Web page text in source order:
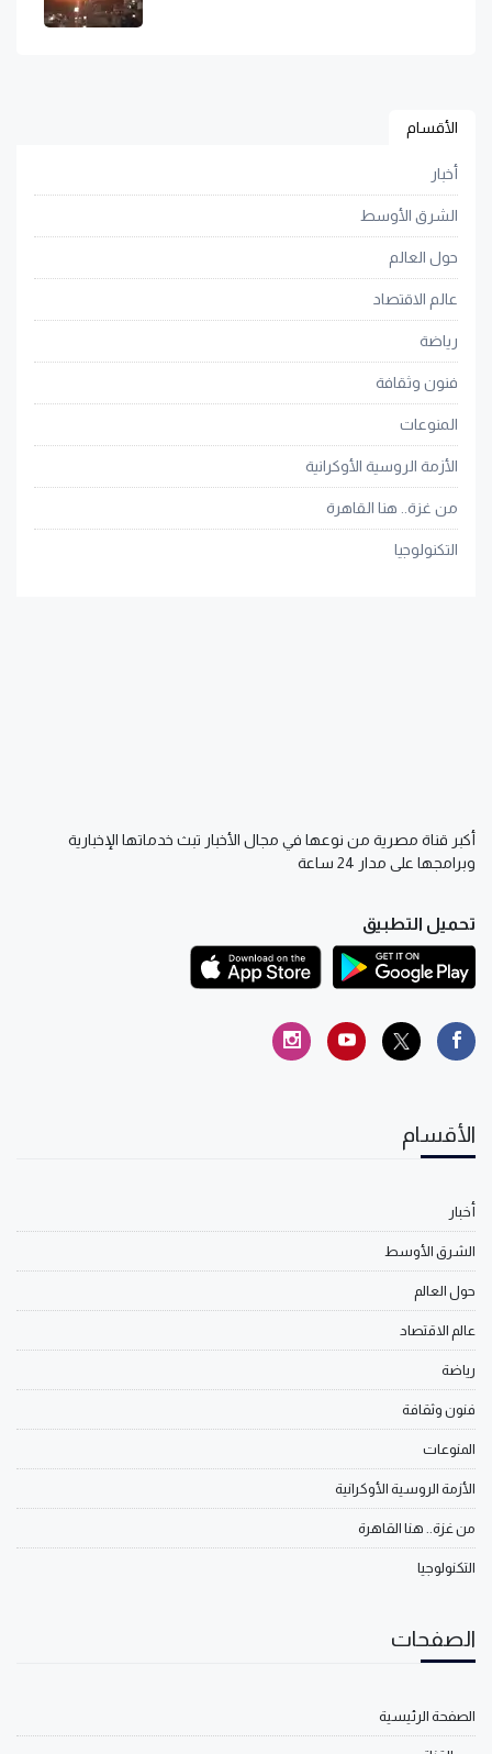
الأقسام
أخبار
الشرق الأوسط
حول العالم
عالم الاقتصاد
رياضة
فنون وثقافة
المنوعات
الأزمة الروسية الأوكرانية
من غزة.. هنا القاهرة
التكنولوجيا
أكبر قناة مصرية من نوعها في مجال الأخبار تبث خدماتها الإخبارية
وبرامجها على مدار 24 ساعة
تحميل التطبيق
الأقسام
أخبار
الشرق الأوسط
حول العالم
عالم الاقتصاد
رياضة
فنون وثقافة
المنوعات
الأزمة الروسية الأوكرانية
من غزة.. هنا القاهرة
التكنولوجيا
الصفحات
الصفحة الرئيسية